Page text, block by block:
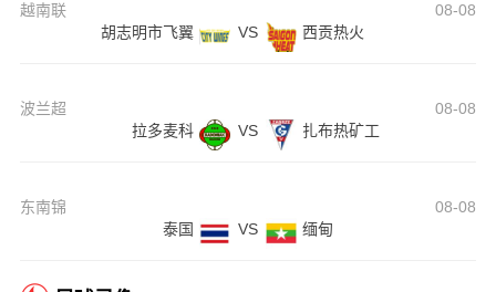
越南联
08-08
胡志明市飞翼
VS 西贡热火
波兰超
08-08
拉多麦科
VS 扎布热矿工
东南锦
08-08
泰国
VS 缅甸